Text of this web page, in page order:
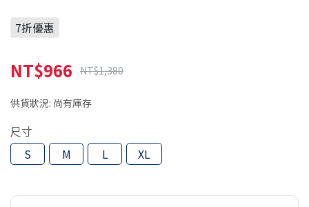
7折優惠
NT$966 NT$1,380
供貨狀況: 尚有庫存
尺寸
S
M L XL